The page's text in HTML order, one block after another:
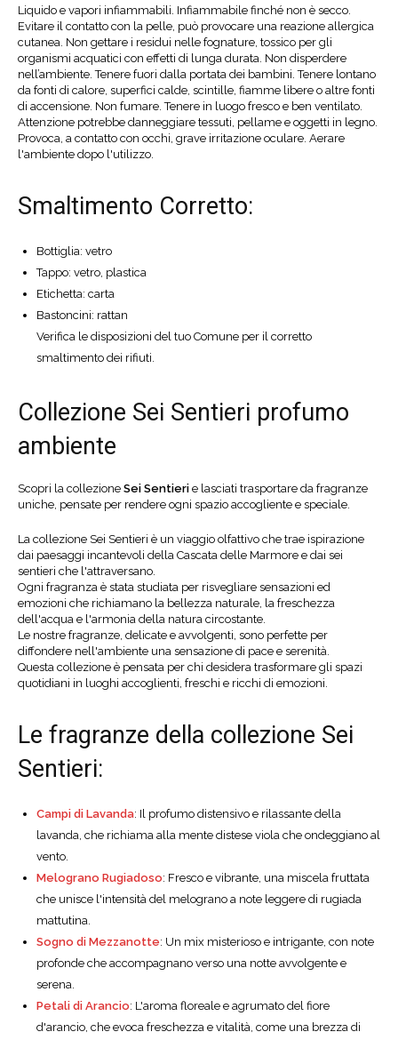
Liquido e vapori infiammabili. Infiammabile finché non è secco.
Evitare il contatto con la pelle, può provocare una reazione allergica
cutanea. Non gettare i residui nelle fognature, tossico per gli
organismi acquatici con effetti di lunga durata. Non disperdere
nell’ambiente. Tenere fuori dalla portata dei bambini. Tenere lontano
da fonti di calore, superfici calde, scintille, fiamme libere o altre fonti
di accensione. Non fumare. Tenere in luogo fresco e ben ventilato.
Attenzione potrebbe danneggiare tessuti, pellame e oggetti in legno.
Provoca, a contatto con occhi, grave irritazione oculare. Aerare
l'ambiente dopo l'utilizzo.
Smaltimento Corretto:
Bottiglia: vetro
Tappo: vetro, plastica
Etichetta: carta
Bastoncini: rattan
Verifica le disposizioni del tuo Comune per il corretto
smaltimento dei rifiuti.
Collezione Sei Sentieri profumo
ambiente
Scopri la collezione Sei Sentieri e lasciati trasportare da fragranze
uniche, pensate per rendere ogni spazio accogliente e speciale.
La collezione Sei Sentieri è un viaggio olfattivo che trae ispirazione
dai paesaggi incantevoli della Cascata delle Marmore e dai sei
sentieri che l'attraversano.
Ogni fragranza è stata studiata per risvegliare sensazioni ed
emozioni che richiamano la bellezza naturale, la freschezza
dell'acqua e l'armonia della natura circostante.
Le nostre fragranze, delicate e avvolgenti, sono perfette per
diffondere nell'ambiente una sensazione di pace e serenità.
Questa collezione è pensata per chi desidera trasformare gli spazi
quotidiani in luoghi accoglienti, freschi e ricchi di emozioni.
Le fragranze della collezione Sei
Sentieri:
Campi di Lavanda: Il profumo distensivo e rilassante della
lavanda, che richiama alla mente distese viola che ondeggiano al
vento.
Melograno Rugiadoso: Fresco e vibrante, una miscela fruttata
che unisce l'intensità del melograno a note leggere di rugiada
mattutina.
Sogno di Mezzanotte: Un mix misterioso e intrigante, con note
profonde che accompagnano verso una notte avvolgente e
serena.
Petali di Arancio: L'aroma floreale e agrumato del fiore
d'arancio, che evoca freschezza e vitalità, come una brezza di